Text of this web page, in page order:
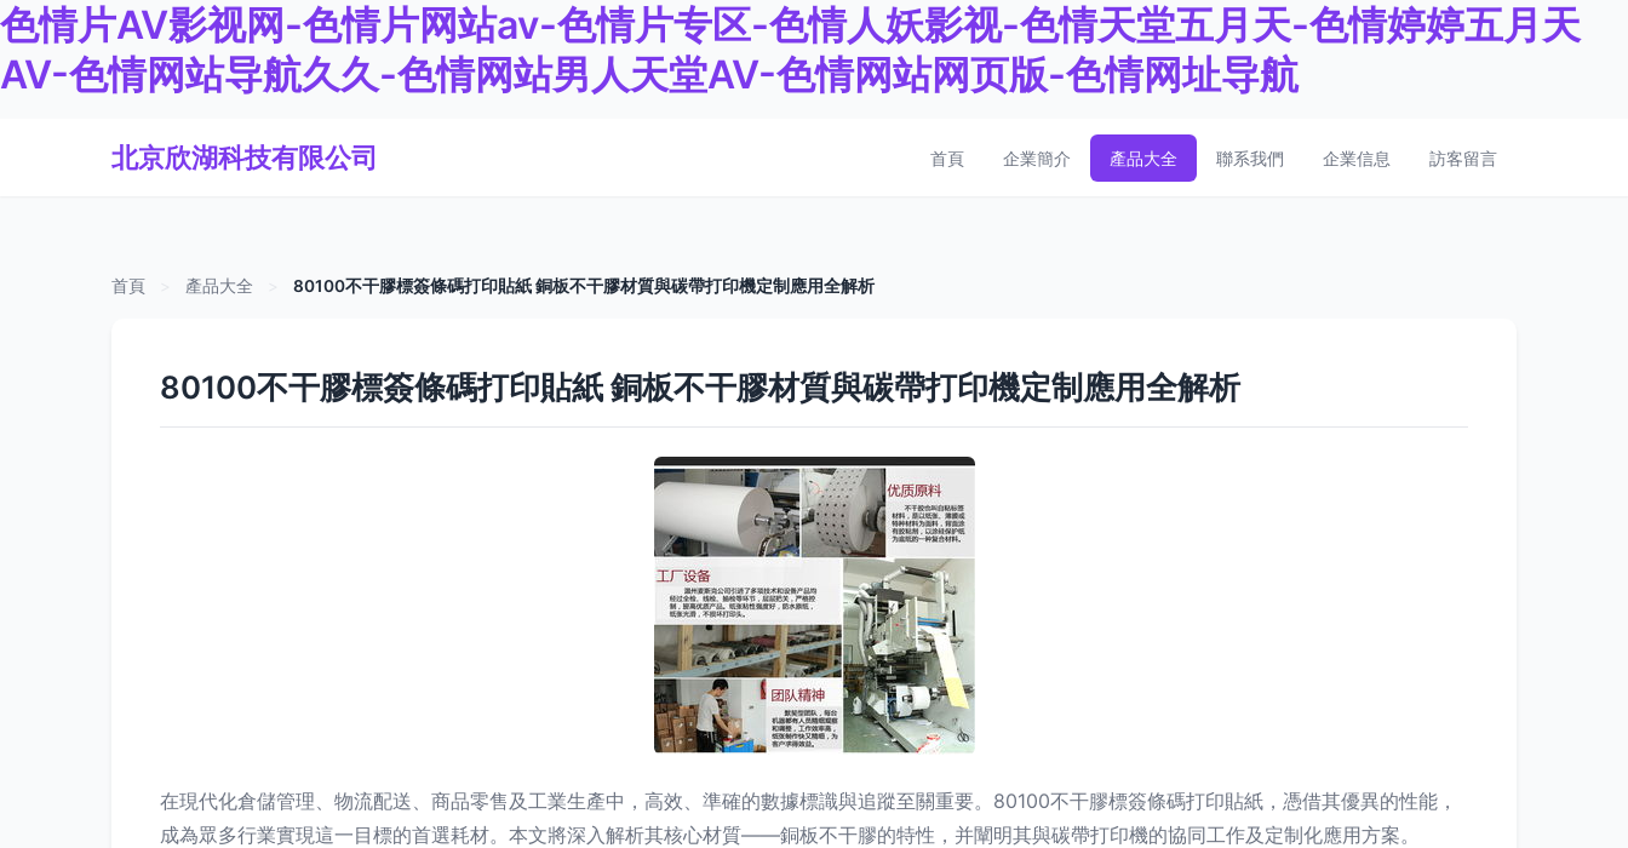
色情片AV影视网-色情片网站av-色情片专区-色情人妖影视-色情天堂五月天-色情婷婷五月天
AV-色情网站导航久久-色情网站男人天堂AV-色情网站网页版-色情网址导航
北京欣湖科技有限公司 首頁 企業簡介 產品大全 聯系我們 企業信息 訪客留言
首頁 產品大全 80100不干膠標簽條碼打印貼紙 銅板不干膠材質與碳帶打印機定制應用全解析
80100不干膠標簽條碼打印貼紙 銅板不干膠材質與碳帶打印機定制應用全解析
在現代化倉儲管理、物流配送、商品零售及工業生產中，高效、準確的數據標識與追蹤至關重要。80100不干膠標簽條碼打印貼紙，憑借其優異的性能，
成為眾多行業實現這一目標的首選耗材。本文將深入解析其核心材質——銅板不干膠的特性，并闡明其與碳帶打印機的協同工作及定制化應用方案。